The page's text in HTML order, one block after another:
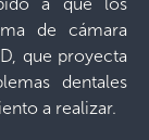
de cámara
que proyecta
dentales
a realizar.